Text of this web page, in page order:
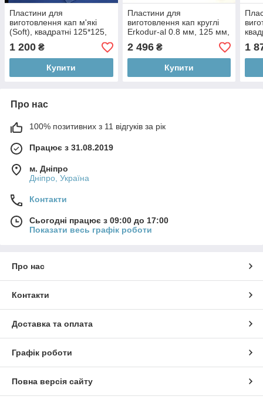
Пластини для
виготовлення кап м'які
(Soft), квадратні 125*125,
2.0 мм, 10 шт
1 200 ₴
Купити
Пластини для
виготовлення кап круглі
Erkodur-al 0.8 мм, 125 мм,
20 шт
2 496₴
Купити
20
1
Про нас
100% позитивних з 11 відгуків за рік
Працює з 31.08.2019
м. Дніпро
Дніпро, Україна
Контакти
Сьогодні працює з 09:00 до 17:00
Показати весь графік роботи
Про нас
Контакти
Доставка та оплата
Графік роботи
Повна версія сайту